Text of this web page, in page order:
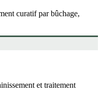
curatif par bûchage,
et traitement